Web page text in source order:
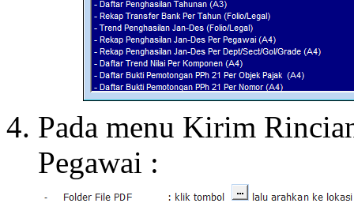
Pada menu Kirim
Pegawai :